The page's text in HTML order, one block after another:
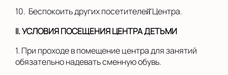
10. Беспокоить других посетителей̆ Центра.
II. УСЛОВИЯ ПОСЕЩЕНИЯ ЦЕНТРА ДЕТЬМИ
1. При проходе в помещение центра для занятий
обязательно надевать сменную обувь.